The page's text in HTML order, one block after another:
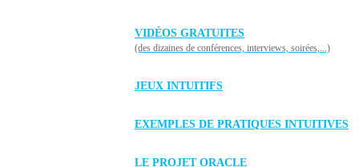
VIDÉOS GRATUITES
(des dizaines de conférences, interviews, soirées,...)
JEUX INTUITIFS
EXEMPLES DE PRATIQUES INTUITIVES
LE PROJET ORACLE